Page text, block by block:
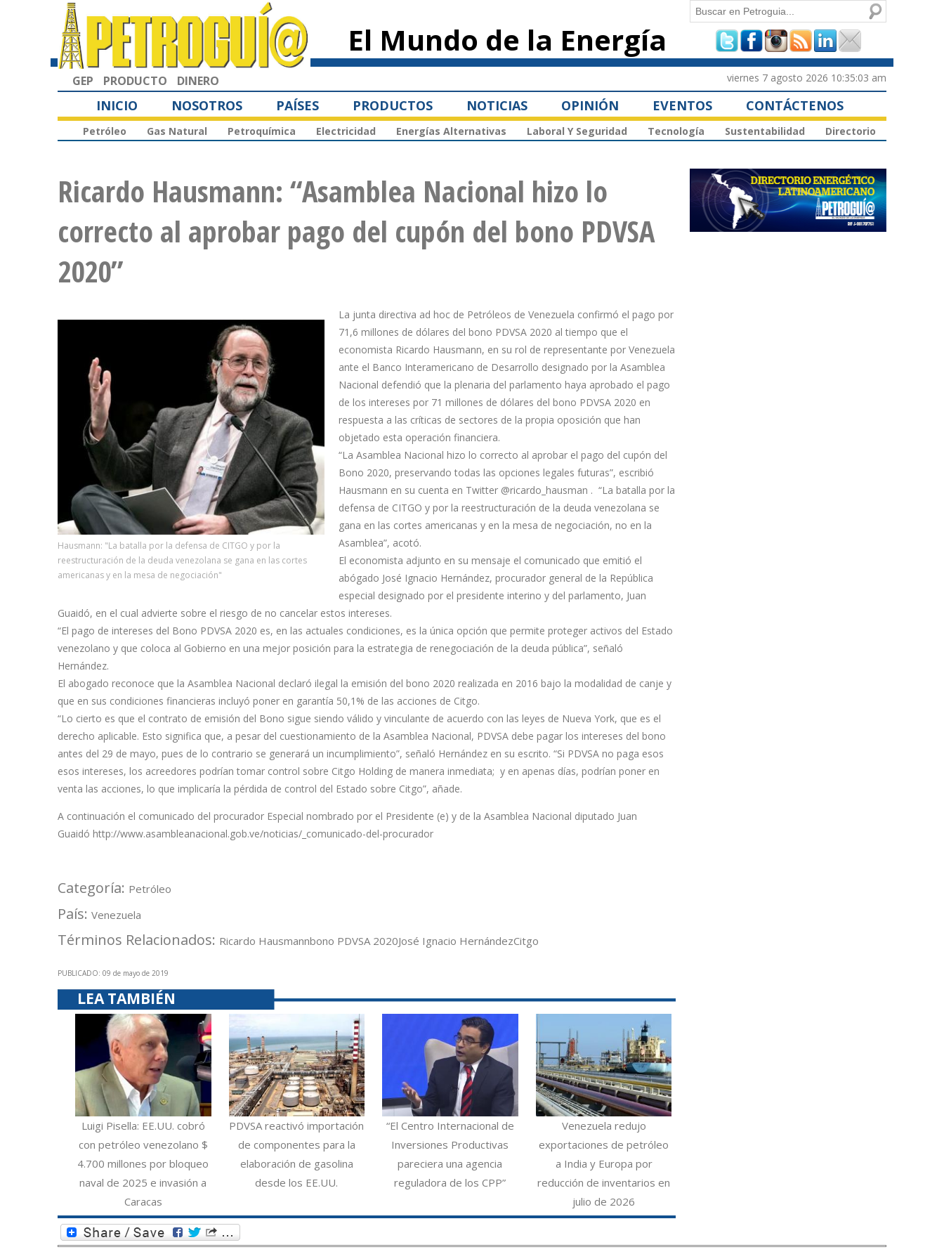
principal
El Mundo de la Energía
Formulario de
búsqueda
Buscar
GEP PRODUCTO DINERO viernes 7 agosto 2026 10:35:03 am
INICIO NOSOTROS PAÍSES PRODUCTOS NOTICIAS OPINIÓN EVENTOS CONTÁCTENOS
Petróleo Gas Natural Petroquímica Electricidad Energías Alternativas Laboral Y Seguridad Tecnología Sustentabilidad Directorio
Ricardo Hausmann: “Asamblea Nacional hizo lo
correcto al aprobar pago del cupón del bono PDVSA
2020”
Hausmann: "La batalla por la defensa de CITGO y por la
reestructuración de la deuda venezolana se gana en las cortes
americanas y en la mesa de negociación"
La junta directiva ad hoc de Petróleos de Venezuela confirmó el pago por
71,6 millones de dólares del bono PDVSA 2020 al tiempo que el
economista Ricardo Hausmann, en su rol de representante por Venezuela
ante el Banco Interamericano de Desarrollo designado por la Asamblea
Nacional defendió que la plenaria del parlamento haya aprobado el pago
de los intereses por 71 millones de dólares del bono PDVSA 2020 en
respuesta a las críticas de sectores de la propia oposición que han
objetado esta operación financiera.
“La Asamblea Nacional hizo lo correcto al aprobar el pago del cupón del
Bono 2020, preservando todas las opciones legales futuras”, escribió
Hausmann en su cuenta en Twitter @ricardo_hausman . “La batalla por la
defensa de CITGO y por la reestructuración de la deuda venezolana se
gana en las cortes americanas y en la mesa de negociación, no en la
Asamblea”, acotó.
El economista adjunto en su mensaje el comunicado que emitió el
abógado José Ignacio Hernández, procurador general de la República
especial designado por el presidente interino y del parlamento, Juan
Guaidó, en el cual advierte sobre el riesgo de no cancelar estos intereses.
“El pago de intereses del Bono PDVSA 2020 es, en las actuales condiciones, es la única opción que permite proteger activos del Estado
venezolano y que coloca al Gobierno en una mejor posición para la estrategia de renegociación de la deuda pública”, señaló
Hernández.
El abogado reconoce que la Asamblea Nacional declaró ilegal la emisión del bono 2020 realizada en 2016 bajo la modalidad de canje y
que en sus condiciones financieras incluyó poner en garantía 50,1% de las acciones de Citgo.
“Lo cierto es que el contrato de emisión del Bono sigue siendo válido y vinculante de acuerdo con las leyes de Nueva York, que es el
derecho aplicable. Esto significa que, a pesar del cuestionamiento de la Asamblea Nacional, PDVSA debe pagar los intereses del bono
antes del 29 de mayo, pues de lo contrario se generará un incumplimiento”, señaló Hernández en su escrito. “Si PDVSA no paga esos
esos intereses, los acreedores podrían tomar control sobre Citgo Holding de manera inmediata; y en apenas días, podrían poner en
venta las acciones, lo que implicaría la pérdida de control del Estado sobre Citgo”, añade.
A continuación el comunicado del procurador Especial nombrado por el Presidente (e) y de la Asamblea Nacional diputado Juan
Guaidó http://www.asambleanacional.gob.ve/noticias/_comunicado-del-procurador
Categoría: Petróleo
País: Venezuela
Términos Relacionados: Ricardo Hausmannbono PDVSA 2020José Ignacio HernándezCitgo
PUBLICADO: 09 de mayo de 2019
LEA TAMBIÉN
Luigi Pisella: EE.UU. cobró
con petróleo venezolano $
4.700 millones por bloqueo
naval de 2025 e invasión a
Caracas
PDVSA reactivó importación
de componentes para la
elaboración de gasolina
desde los EE.UU.
“El Centro Internacional de
Inversiones Productivas
pareciera una agencia
reguladora de los CPP”
Venezuela redujo
exportaciones de petróleo
a India y Europa por
reducción de inventarios en
julio de 2026